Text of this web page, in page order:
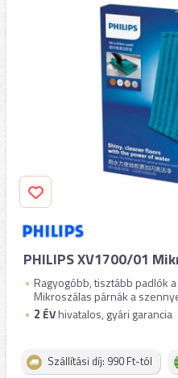
PHILIPS XV1700/01
Ragyogóbb, tisztább padlók
Mikroszálas párnák a
2 ÉVhivatalos, gyári garancia
Szállítási díj: 990 Ft-tól